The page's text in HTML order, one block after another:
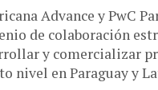
Advance y PwC
de colaboración
y comercializar
nivel en Paraguay y